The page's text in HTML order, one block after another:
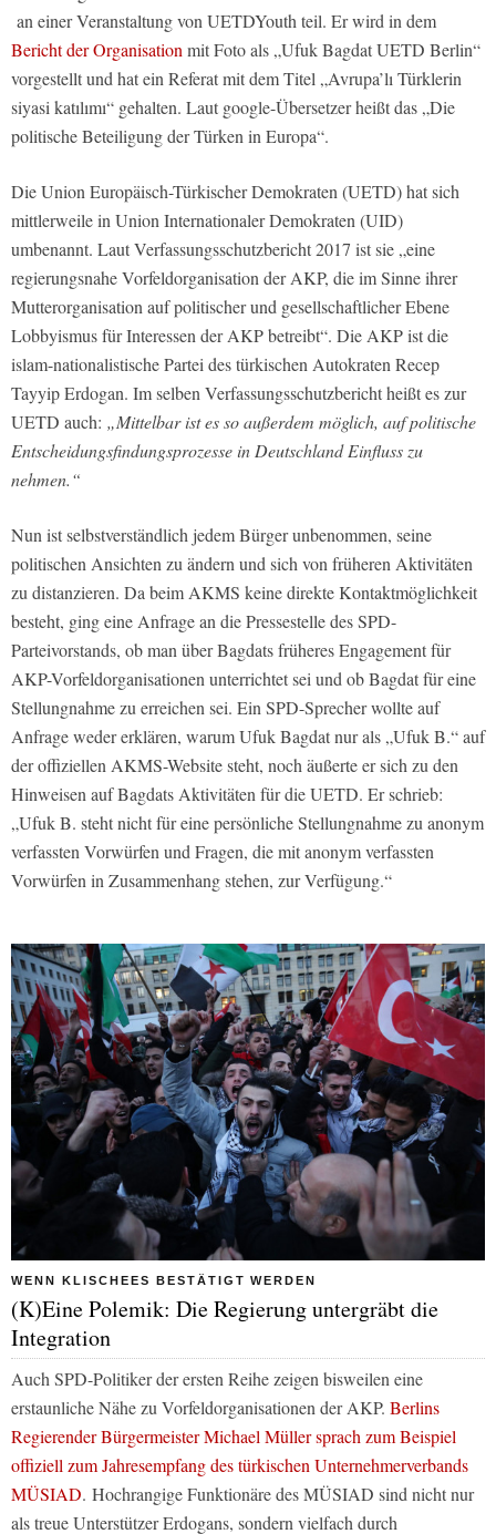
an einer Veranstaltung von UETDYouth teil. Er wird in dem
Bericht der Organisationmit Foto als „Ufuk Bagdat UETD Berlin“
vorgestellt und hat ein Referat mit dem Titel „Avrupa’lı Türklerin
siyasi katılımı“ gehalten. Laut google-Übersetzer heißt das „Die
politische Beteiligung der Türken in Europa“.
Die Union Europäisch-Türkischer Demokraten (UETD) hat sich
mittlerweile in Union Internationaler Demokraten (UID)
umbenannt. Laut Verfassungsschutzbericht 2017 ist sie „eine
regierungsnahe Vorfeldorganisation der AKP, die im Sinne ihrer
Mutterorganisation auf politischer und gesellschaftlicher Ebene
Lobbyismus für Interessen der AKP betreibt“. Die AKP ist die
islam-nationalistische Partei des türkischen Autokraten Recep
Tayyip Erdogan. Im selben Verfassungsschutzbericht heißt es zur
UETD auch: „Mittelbar ist es so außerdem möglich, auf politische
Entscheidungsfindungsprozesse in Deutschland Einfluss zu
nehmen.“
Nun ist selbstverständlich jedem Bürger unbenommen, seine
politischen Ansichten zu ändern und sich von früheren Aktivitäten
zu distanzieren. Da beim AKMS keine direkte Kontaktmöglichkeit
besteht, ging eine Anfrage an die Pressestelle des SPD-
Parteivorstands, ob man über Bagdats früheres Engagement für
AKP-Vorfeldorganisationen unterrichtet sei und ob Bagdat für eine
Stellungnahme zu erreichen sei. Ein SPD-Sprecher wollte auf
Anfrage weder erklären, warum Ufuk Bagdat nur als „Ufuk B.“ auf
der offiziellen AKMS-Website steht, noch äußerte er sich zu den
Hinweisen auf Bagdats Aktivitäten für die UETD. Er schrieb:
„Ufuk B. steht nicht für eine persönliche Stellungnahme zu anonym
verfassten Vorwürfen und Fragen, die mit anonym verfassten
Vorwürfen in Zusammenhang stehen, zur Verfügung.“
WENN KLISCHEES BESTÄTIGT WERDEN
(K)Eine Polemik: Die Regierung untergräbt die
Integration
Auch SPD-Politiker der ersten Reihe zeigen bisweilen eine
erstaunliche Nähe zu Vorfeldorganisationen der AKP. Berlins
Regierender Bürgermeister Michael Müller sprach zum Beispiel
offiziell zum Jahresempfang des türkischen Unternehmerverbands
MÜSIAD. Hochrangige Funktionäre des MÜSIAD sind nicht nur
als treue Unterstützer Erdogans, sondern vielfach durch